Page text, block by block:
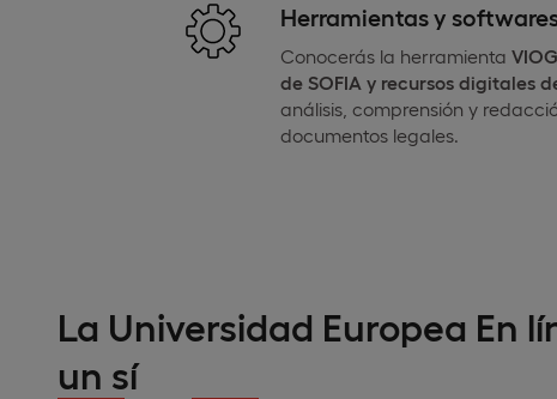
Herramientas y
Conocerás la herramienta
de SOFIA y recursos digitales
análisis, comprensión y
documentos legales.
La Universidad Europea En
un sí